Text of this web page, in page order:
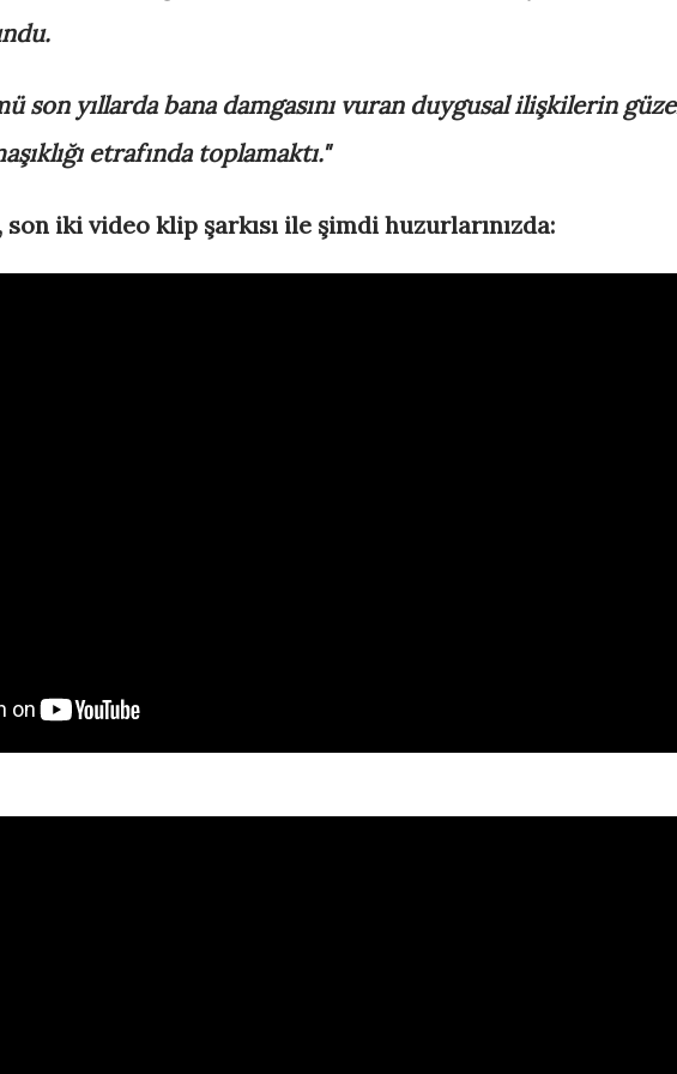
son yıllarda bana damgasını vuran duygusal ilişkilerin
etrafında toplamaktı."
iki video klip şarkısı ile şimdi huzurlarınızda: